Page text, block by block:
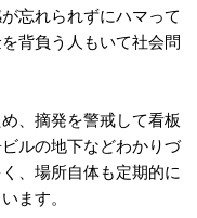
忘れられずにハマって
背負う人もいて社会問
、摘発を警戒して看板
ルの地下などわかりづ
、場所自体も定期的に
ます。